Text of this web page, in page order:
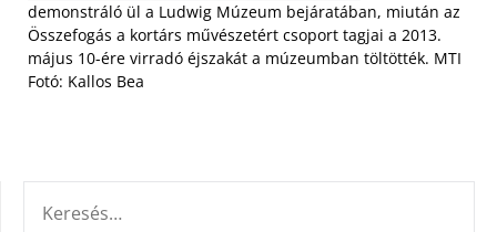
demonstráló ül a Ludwig Múzeum bejáratában, miután az
Összefogás a kortárs művészetért csoport tagjai a 2013.
május 10-ére virradó éjszakát a múzeumban töltötték. MTI
Fotó: Kallos Bea